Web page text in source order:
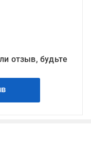
отзыв, будьте